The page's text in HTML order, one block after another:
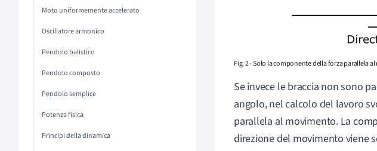
Moto uniformemente accelerato
Oscillatore armonico
Pendolo balistico
Pendolo composto
Pendolo semplice
Potenza fisica
Principi della dinamica
Fig. 2 - Solo la componente della forza parallela
Se invece le braccia non sono
angolo, nel calcolo del lavoro
parallela al movimento. La
direzione del movimento viene